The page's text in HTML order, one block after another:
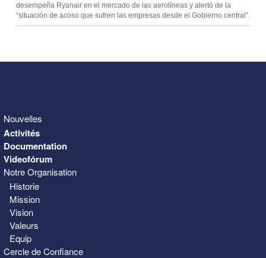
desempeña Ryanair en el mercado de las aerolíneas y alertó de la
“situación de acoso que sufren las empresas desde el Gobierno central”.
Nouvelles
Activités
Documentation
Videofórum
Notre Organisation
Historie
Mission
Vision
Valeurs
Equip
Cercle de Confiance